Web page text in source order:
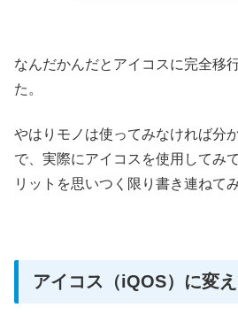
なんだかんだとアイコスに完全移
た。
やはりモノは使ってみなければ分
で、実際にアイコスを使用してみ
リットを思いつく限り書き連ねて
アイコス（iQOS）に変